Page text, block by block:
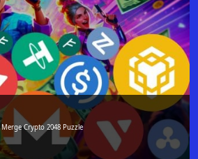
Merge Crypto 2048 Puzzle